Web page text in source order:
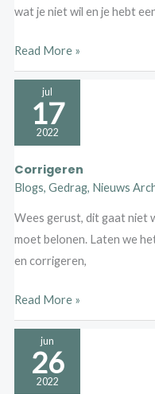
wat je niet wil en je hebt
Read More »
jul
17
2022
Corrigeren
Blogs, Gedrag, Nieuws
Wees gerust, dit gaat niet
moet belonen. Laten we
en corrigeren,
Corrigeren
Read More »
jun
26
2022
Balletjes
gooien: